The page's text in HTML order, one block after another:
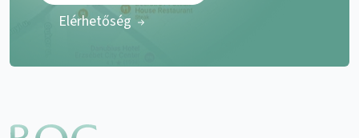
Elérhetőség